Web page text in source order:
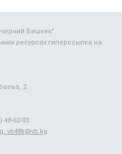
Бишкек"
ресурсах гиперссылка на
2.
48-62-03.
vb48k@vb.kg